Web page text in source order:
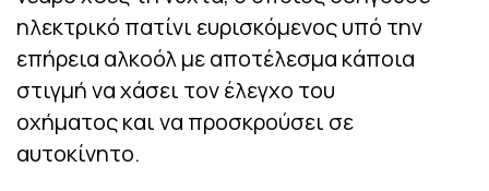
ηλεκτρικό πατίνι ευρισκόμενος υπό την
επήρεια αλκοόλ με αποτέλεσμα κάποια
στιγμή να χάσει τον έλεγχο του
οχήματος και να προσκρούσει σε
αυτοκίνητο.